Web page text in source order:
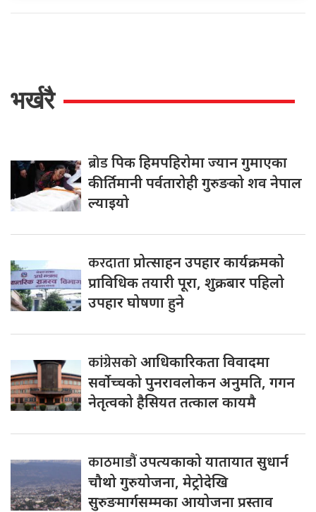
भर्खरै
ब्रोडपिक हिमपहिरोमा ज्यान गुमाएका
कीर्तिमानी पर्वतारोही गुरुङको शव नेपाल
ल्याइयो
करदाताप्रोत्साहन उपहार कार्यक्रमको
प्राविधिक तयारी पूरा, शुक्रबार पहिलो
उपहार घोषणा हुने
कांग्रेसकोआधिकारिकता विवादमा
सर्वोच्चको पुनरावलोकन अनुमति, गगन
नेतृत्वको हैसियत तत्काल कायमै
काठमाडौंउपत्यकाको यातायात सुधार्न
चौथो गुरुयोजना, मेट्रोदेखि
सुरुङमार्गसम्मका आयोजना प्रस्ताव